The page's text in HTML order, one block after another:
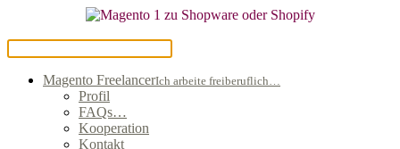
Magento FreelancerIch arbeite freiberuflich…
Profil
FAQs…
Kooperation
Kontakt